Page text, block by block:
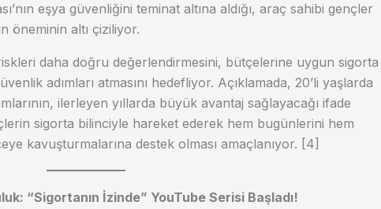
eşya güvenliğini teminat altına aldığı, araç sahibi gençler
öneminin altı çiziliyor.
daha doğru değerlendirmesini, bütçelerine uygun sigorta
adımları atmasını hedefliyor. Açıklamada, 20’li yaşlarda
ilerleyen yıllarda büyük avantaj sağlayacağı ifade
sigorta bilinciyle hareket ederek hem bugünlerini hem
kavuşturmalarına destek olması amaçlanıyor. [4]
“Sigortanın İzinde” YouTube Serisi Başladı!